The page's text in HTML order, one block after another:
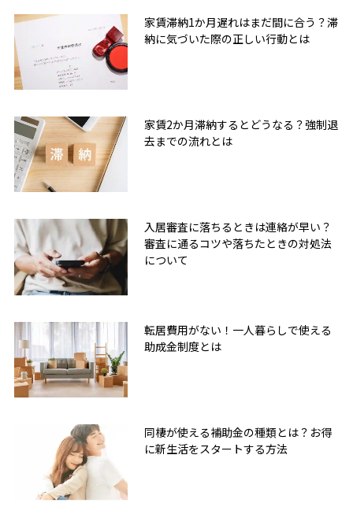
家賃滞納1か月遅れはまだ間に合う？滞
納に気づいた際の正しい行動とは
家賃2か月滞納するとどうなる？強制退
去までの流れとは
入居審査に落ちるときは連絡が早い？
審査に通るコツや落ちたときの対処法
について
転居費用がない！一人暮らしで使える
助成金制度とは
同棲が使える補助金の種類とは？お得
に新生活をスタートする方法